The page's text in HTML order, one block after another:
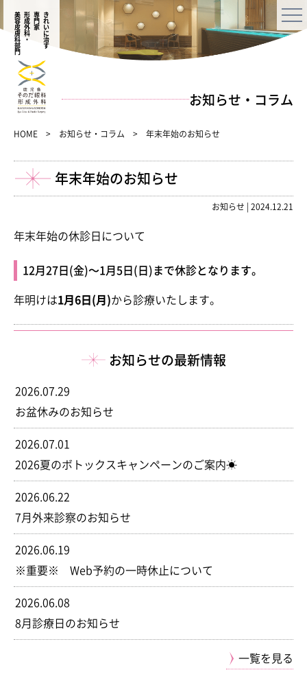
きれいに治す
専門家
形成外科・
美容皮膚科部門
お知らせ・コラム
HOME お知らせ・コラム 年末年始のお知らせ
年末年始のお知らせ
お知らせ 2024.12.21
年末年始の休診日について
12月27日(金)〜1月5日(日)まで休診となります。
年明けは1月6日(月)から診療いたします。
お知らせの最新情報
2026.07.29
お盆休みのお知らせ
2026.07.01
2026夏のボトックスキャンペーンのご案内☀
2026.06.22
7月外来診察のお知らせ
2026.06.19
※重要※ Web予約の一時休止について
2026.06.08
8月診療日のお知らせ
一覧を見る